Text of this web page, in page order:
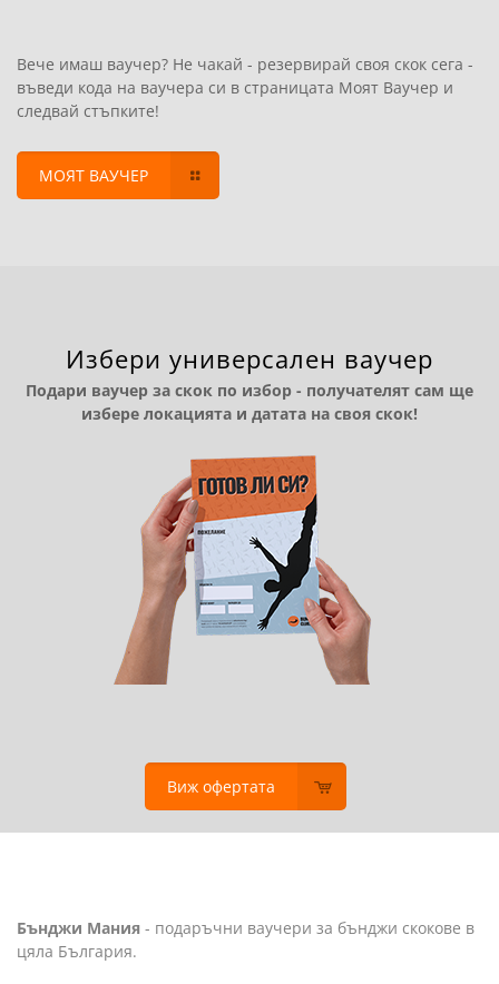
Вече имаш ваучер? Не чакай - резервирай своя скок сега -
въведи кода на ваучера си в страницата Моят Ваучер и
следвай стъпките!
МОЯТ ВАУЧЕР
Избери универсален ваучер
Подари ваучер за скок по избор - получателят сам ще
избере локацията и датата на своя скок!
Виж офертата
Бънджи Мания - подаръчни ваучери за бънджи скокове в
цяла България.